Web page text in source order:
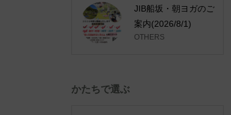
JIB船坂・朝ヨガのご
案内(2026/8/1)
OTHERS
かたちで選ぶ